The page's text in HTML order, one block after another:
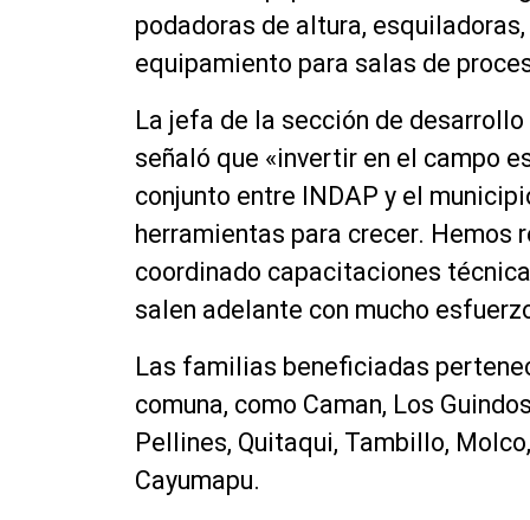
podadoras de altura,
equipamiento para salas de
La jefa de la sección de
señaló que «invertir en el campo
conjunto entre INDAP y el
herramientas para crecer. Hemos
coordinado capacitaciones
salen adelante con mucho
Las familias beneficiadas
comuna, como Caman, Los
Pellines, Quitaqui, Tambillo,
Cayumapu.